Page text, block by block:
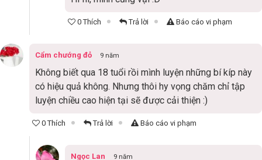
0 Thích Trả lời Báo cáo vi phạm
Cẩm chướng đỏ 9 năm
Không biết qua 18 tuổi rồi mình luyện những bí kíp này
có hiệu quả không. Nhưng thôi hy vọng chăm chỉ tập
luyện chiều cao hiện tại sẽ được cải thiện :)
0 Thích Trả lời Báo cáo vi phạm
Ngọc Lan 9 năm